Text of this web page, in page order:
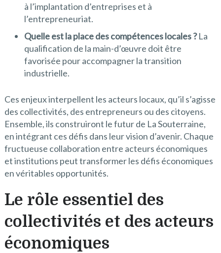
à l’implantation d’entreprises et à
l’entrepreneuriat.
Quelle est la place des compétences locales ?La
qualification de la main-d’œuvre doit être
favorisée pour accompagner la transition
industrielle.
Ces enjeux interpellent les acteurs locaux, qu’il s’agisse
des collectivités, des entrepreneurs ou des citoyens.
Ensemble, ils construiront le futur de La Souterraine,
en intégrant ces défis dans leur vision d’avenir. Chaque
fructueuse collaboration entre acteurs économiques
et institutions peut transformer les défis économiques
en véritables opportunités.
Le rôle essentiel des
collectivités et des acteurs
économiques